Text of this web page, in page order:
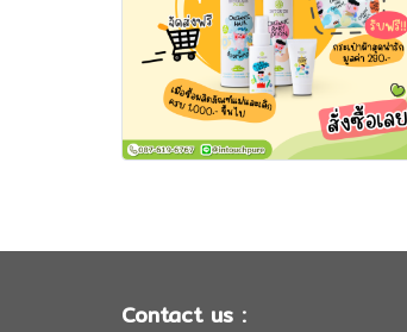
Contact us :